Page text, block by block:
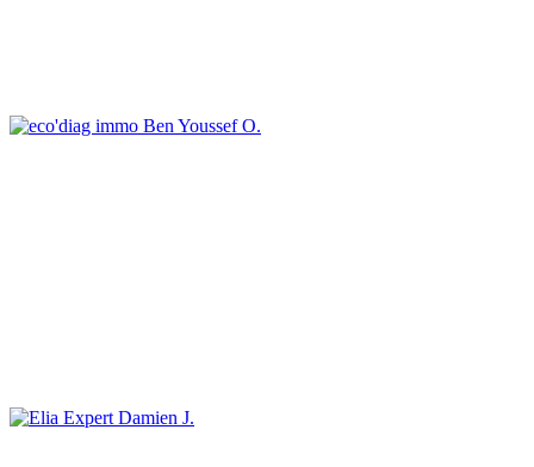
Ben Youssef O.
Damien J.